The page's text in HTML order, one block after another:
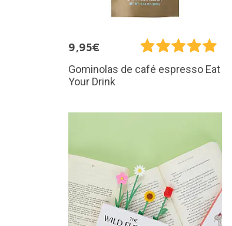
9,95€
Gominolas de café espresso Eat
Your Drink